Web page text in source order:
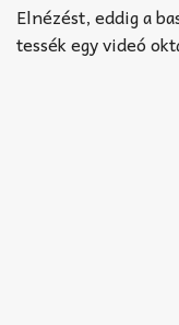
TABok
Elnézést, eddig a
tessék egy videó